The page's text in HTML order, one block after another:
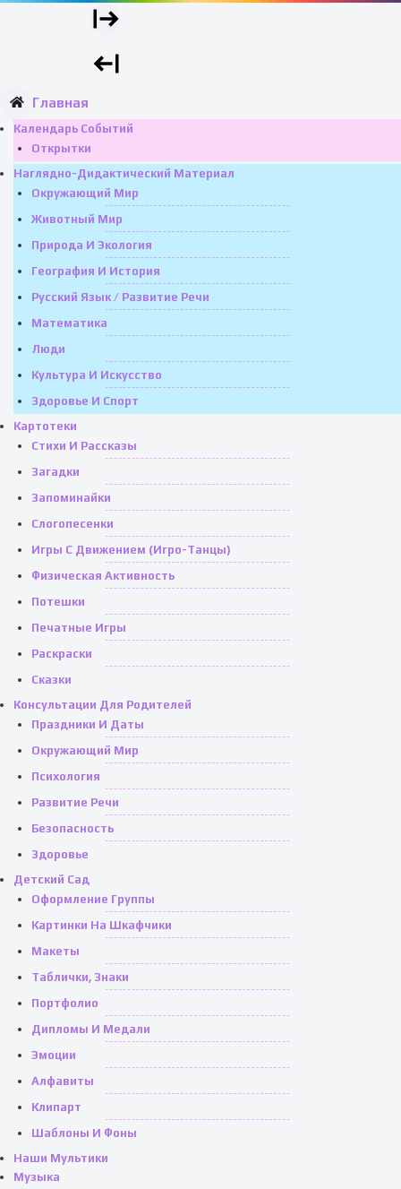
Главная
Календарь Событий
Открытки
Наглядно-Дидактический Материал
Окружающий Мир
Животный Мир
Природа И Экология
География И История
Русский Язык / Развитие Речи
Математика
Люди
Культура И Искусство
Здоровье И Спорт
Картотеки
Стихи И Рассказы
Загадки
Запоминайки
Слогопесенки
Игры С Движением (игро-Танцы)
Физическая Активность
Потешки
Печатные Игры
Раскраски
Сказки
Консультации Для Родителей
Праздники И Даты
Окружающий Мир
Психология
Развитие Речи
Безопасность
Здоровье
Детский Сад
Оформление Группы
Картинки На Шкафчики
Макеты
Таблички, Знаки
Портфолио
Дипломы И Медали
Эмоции
Алфавиты
Клипарт
Шаблоны И Фоны
Наши Мультики
Музыка